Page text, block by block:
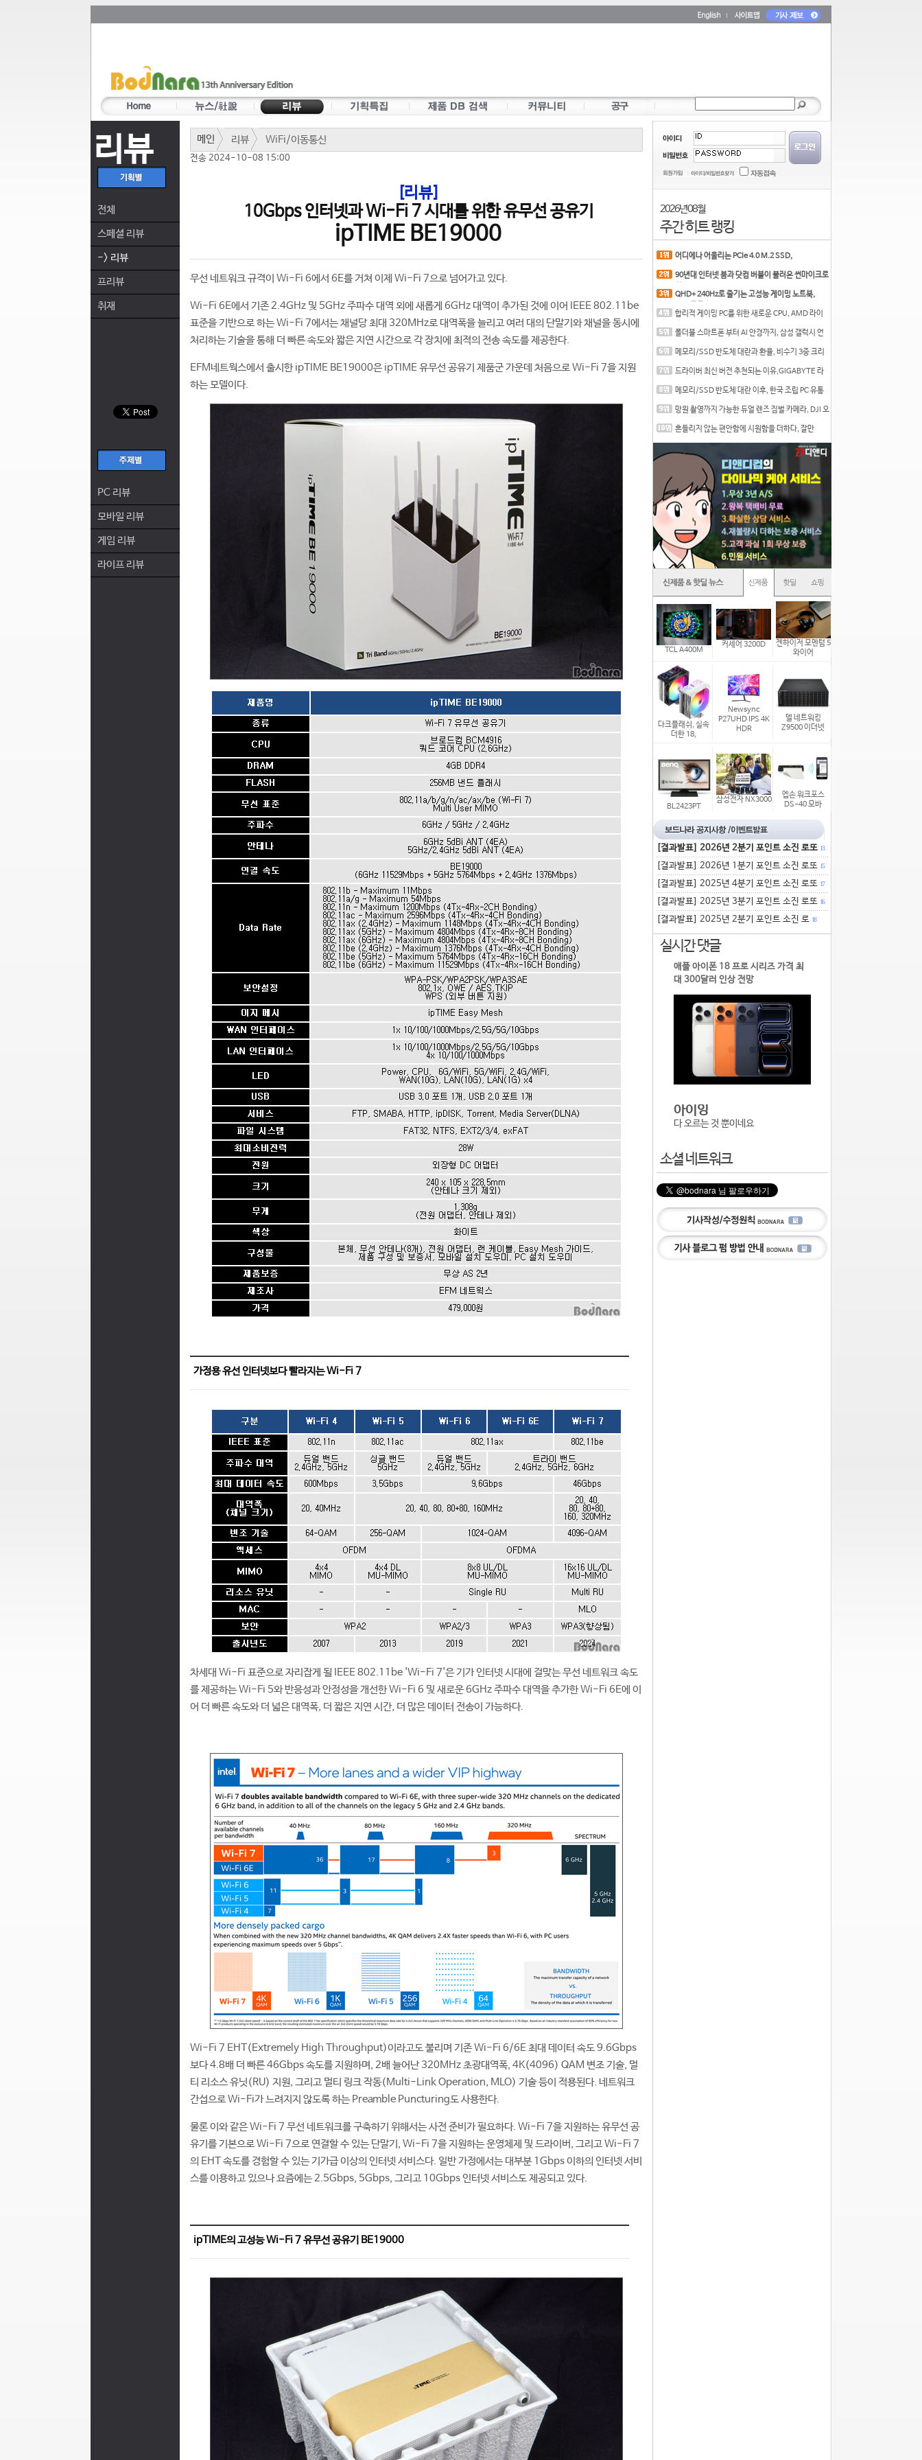
리뷰
전체
스페셜 리뷰
-> 리뷰
프리뷰
취재
PC 리뷰
모바일 리뷰
게임 리뷰
라이프 리뷰
메인 리뷰 WiFi/이동통신
전송 2024-10-08 15:00
[리뷰]
10Gbps 인터넷과 Wi-Fi 7 시대를 위한 유무선 공유기
ipTIME BE19000
무선 네트워크 규격이 Wi-Fi 6에서 6E를 거쳐 이제 Wi-Fi 7으로 넘어가고 있다.
Wi-Fi 6E에서 기존 2.4GHz 및 5GHz 주파수 대역 외에 새롭게 6GHz 대역이 추가된 것에 이어 IEEE 802.11be
표준을 기반으로 하는 Wi-Fi 7에서는 채널당 최대 320MHz로 대역폭을 늘리고 여러 대의 단말기와 채널을 동시에
처리하는 기술을 통해 더 빠른 속도와 짧은 지연 시간으로 각 장치에 최적의 전송 속도를 제공한다.
EFM네트웍스에서 출시한 ipTIME BE19000은 ipTIME 유무선 공유기 제품군 가운데 처음으로 Wi-Fi 7을 지원
하는 모델이다.
가정용 유선 인터넷보다 빨라지는 Wi-Fi 7
차세대 Wi-Fi 표준으로 자리잡게 될 IEEE 802.11be 'Wi-Fi 7'은 기가 인터넷 시대에 걸맞는 무선 네트워크 속도
를 제공하는 Wi-Fi 5와 반응성과 안정성을 개선한 Wi-Fi 6 및 새로운 6GHz 주파수 대역을 추가한 Wi-Fi 6E에 이
어 더 빠른 속도와 더 넓은 대역폭, 더 짧은 지연 시간, 더 많은 데이터 전송이 가능하다.
Wi-Fi 7 EHT(Extremely High Throughput)이라고도 불리며 기존 Wi-Fi 6/6E 최대 데이터 속도 9.6Gbps
보다 4.8배 더 빠른 46Gbps 속도를 지원하며, 2배 늘어난 320MHz 초광대역폭, 4K(4096) QAM 변조 기술, 멀
티 리소스 유닛(RU) 지원, 그리고 멀티 링크 작동(Multi-Link Operation, MLO) 기술 등이 적용된다. 네트워크
간섭으로 Wi-Fi가 느려지지 않도록 하는 Preamble Puncturing도 사용한다.
물론 이와 같은 Wi-Fi 7 무선 네트워크를 구축하기 위해서는 사전 준비가 필요하다. Wi-Fi 7을 지원하는 유무선 공
유기를 기본으로 Wi-Fi 7으로 연결할 수 있는 단말기, Wi-Fi 7을 지원하는 운영체제 및 드라이버, 그리고 Wi-Fi 7
의 EHT 속도를 경험할 수 있는 기가급 이상의 인터넷 서비스다. 일반 가정에서는 대부분 1Gbps 이하의 인터넷 서비
스를 이용하고 있으나 요즘에는 2.5Gbps, 5Gbps, 그리고 10Gbps 인터넷 서비스도 제공되고 있다.
ipTIME의 고성능 Wi-Fi 7 유무선 공유기 BE19000
2026년 08월
주간 히트 랭킹
어디에나 어울리는 PCIe 4.0 M.2 SSD,
90년대 인터넷 붐과 닷컴 버블이 불러온 썬마이크로
QHD+ 240Hz로 즐기는 고성능 게이밍 노트북,
합리적 게이밍 PC를 위한 새로운 CPU, AMD 라이
폴더블 스마트폰 부터 AI 안경까지, 삼성 갤럭시 언
메모리/SSD 반도체 대란과 환율, 비수기 3중 크리
드라이버 최신 버전 추천되는 이유,GIGABYTE 라
메모리/SSD 반도체 대란 이후, 한국 조립 PC 유통
망원 촬영까지 가능한 듀얼 렌즈 짐벌 카메라, DJI 오
흔들리지 않는 편안함에 시원함을 더하다, 잘만
TCL A400M
커세어 3200D
젠하이저 모멘텀 5
와이어
다크플래쉬, 실속
더한 18,
Newsync
P27UHD IPS 4K
HDR
델 네트워킹
Z9500 이더넷
BL2423PT
삼성전자 NX3000
엡손 워크포스
DS-40 모바
[결과발표] 2026년 2분기 포인트 소진 로또 13
[결과발표] 2026년 1분기 포인트 소진 로또 15
[결과발표] 2025년 4분기 포인트 소진 로또 17
[결과발표] 2025년 3분기 포인트 소진 로또 16
[결과발표] 2025년 2분기 포인트 소진 로 18
실시간 댓글
애플 아이폰 18 프로 시리즈 가격 최
대 300달러 인상 전망
아이잉
다 오르는 것 뿐이네요
소셜 네트워크